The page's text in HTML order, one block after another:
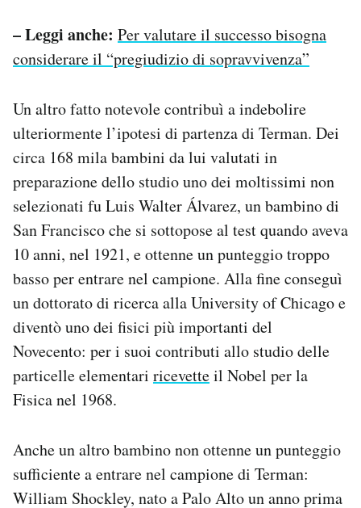
– Leggi anche: Per valutare il successo bisogna
considerare il “pregiudizio di sopravvivenza”
Un altro fatto notevole contribuì a indebolire
ulteriormente l’ipotesi di partenza di Terman. Dei
circa 168 mila bambini da lui valutati in
preparazione dello studio uno dei moltissimi non
selezionati fu Luis Walter Álvarez, un bambino di
San Francisco che si sottopose al test quando aveva
10 anni, nel 1921, e ottenne un punteggio troppo
basso per entrare nel campione. Alla fine conseguì
un dottorato di ricerca alla University of Chicago e
diventò uno dei fisici più importanti del
Novecento: per i suoi contributi allo studio delle
particelle elementari ricevetteil Nobel per la
Fisica nel 1968.
Anche un altro bambino non ottenne un punteggio
sufficiente a entrare nel campione di Terman:
William Shockley, nato a Palo Alto un anno prima